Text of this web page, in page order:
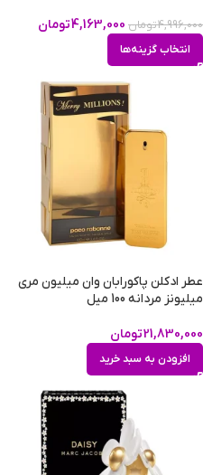
4,996,000تومان 4,163,000تومان
انتخاب گزینه‌ها
عطر ادکلن پاکورابان وان میلیون مری
میلیونز مردانه 100 میل
21,830,000تومان
افزودن به سبد خرید